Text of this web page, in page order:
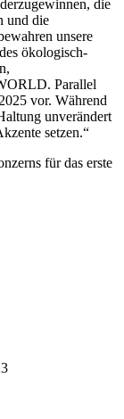
die
und die
unsere
ökologisch-
Parallel
vor. Während
unverändert
setzen.“
für das erste